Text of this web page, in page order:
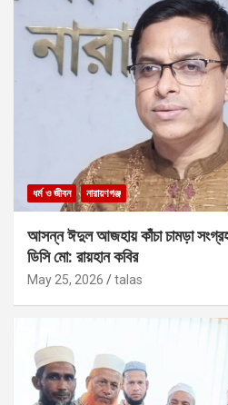
ধর্ম ও জীবন নারায়ণগঞ্জ
আসন্ন ঈদুল আজহায় কাঁচা চামড়া সংগ্রহ
ডিসি মো: রায়হান কবির
May 25, 2026 talas